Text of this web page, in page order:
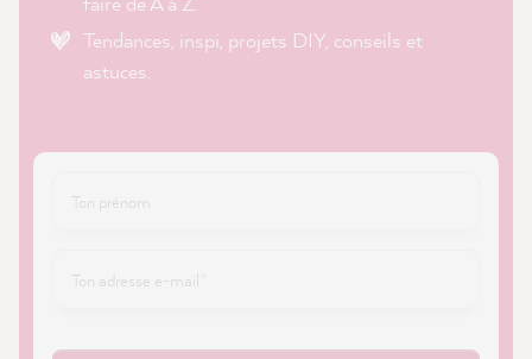
Tendances, inspi, projets DIY, conseils et
astuces.